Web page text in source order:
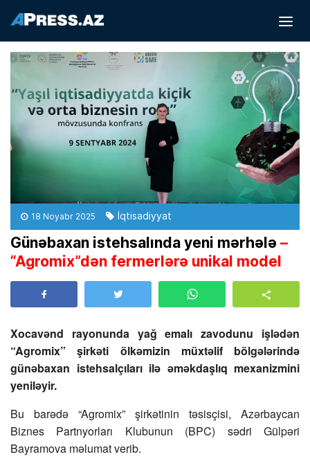
18 Noyabr 2025 İqtisadiyyat
Günəbaxan istehsalında yeni mərhələ –
“Agromix”dən fermerlərə unikal model
Xocavənd rayonunda yağ emalı zavodunu işlədən
“Agromix” şirkəti ölkəmizin müxtəlif bölgələrində
günəbaxan istehsalçıları ilə əməkdaşlıq mexanizmini
yeniləyir.
Bu barədə “Agromix” şirkətinin təsisçisi, Azərbaycan
Biznes Partnyorları Klubunun (BPC) sədri Gülpəri
Bayramova məlumat verib.